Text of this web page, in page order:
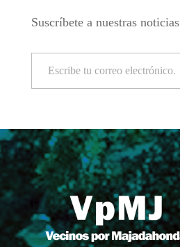
Suscríbete a nuestras noticias
Escribe tu correo electrónico…